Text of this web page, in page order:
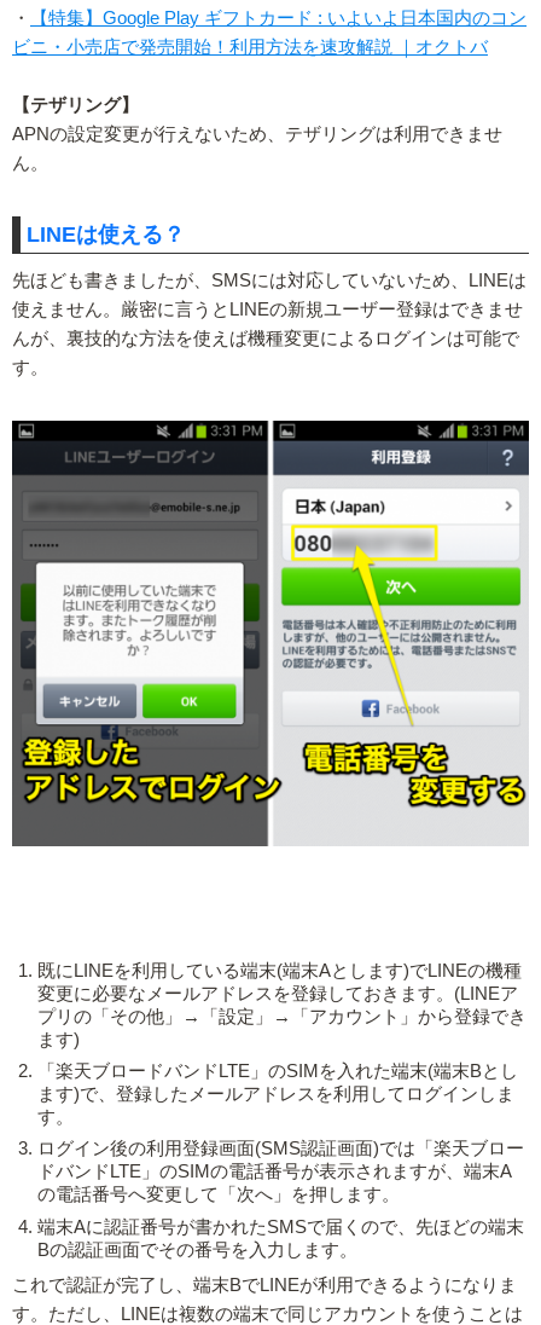
・
【特集】Google Play ギフトカード : いよいよ日本国内のコン
ビニ・小売店で発売開始！利用方法を速攻解説 ｜オクトバ
【テザリング】
APNの設定変更が行えないため、テザリングは利用できませ
ん。
LINEは使える？
先ほども書きましたが、SMSには対応していないため、LINEは
使えません。厳密に言うとLINEの新規ユーザー登録はできませ
んが、裏技的な方法を使えば機種変更によるログインは可能で
す。
既にLINEを利用している端末(端末Aとします)でLINEの機種
変更に必要なメールアドレスを登録しておきます。(LINEア
プリの「その他」→「設定」→「アカウント」から登録でき
ます)
「楽天ブロードバンドLTE」のSIMを入れた端末(端末Bとし
ます)で、登録したメールアドレスを利用してログインしま
す。
ログイン後の利用登録画面(SMS認証画面)では「楽天ブロー
ドバンドLTE」のSIMの電話番号が表示されますが、端末A
の電話番号へ変更して「次へ」を押します。
端末Aに認証番号が書かれたSMSで届くので、先ほどの端末
Bの認証画面でその番号を入力します。
これで認証が完了し、端末BでLINEが利用できるようになりま
す。ただし、LINEは複数の端末で同じアカウントを使うことは